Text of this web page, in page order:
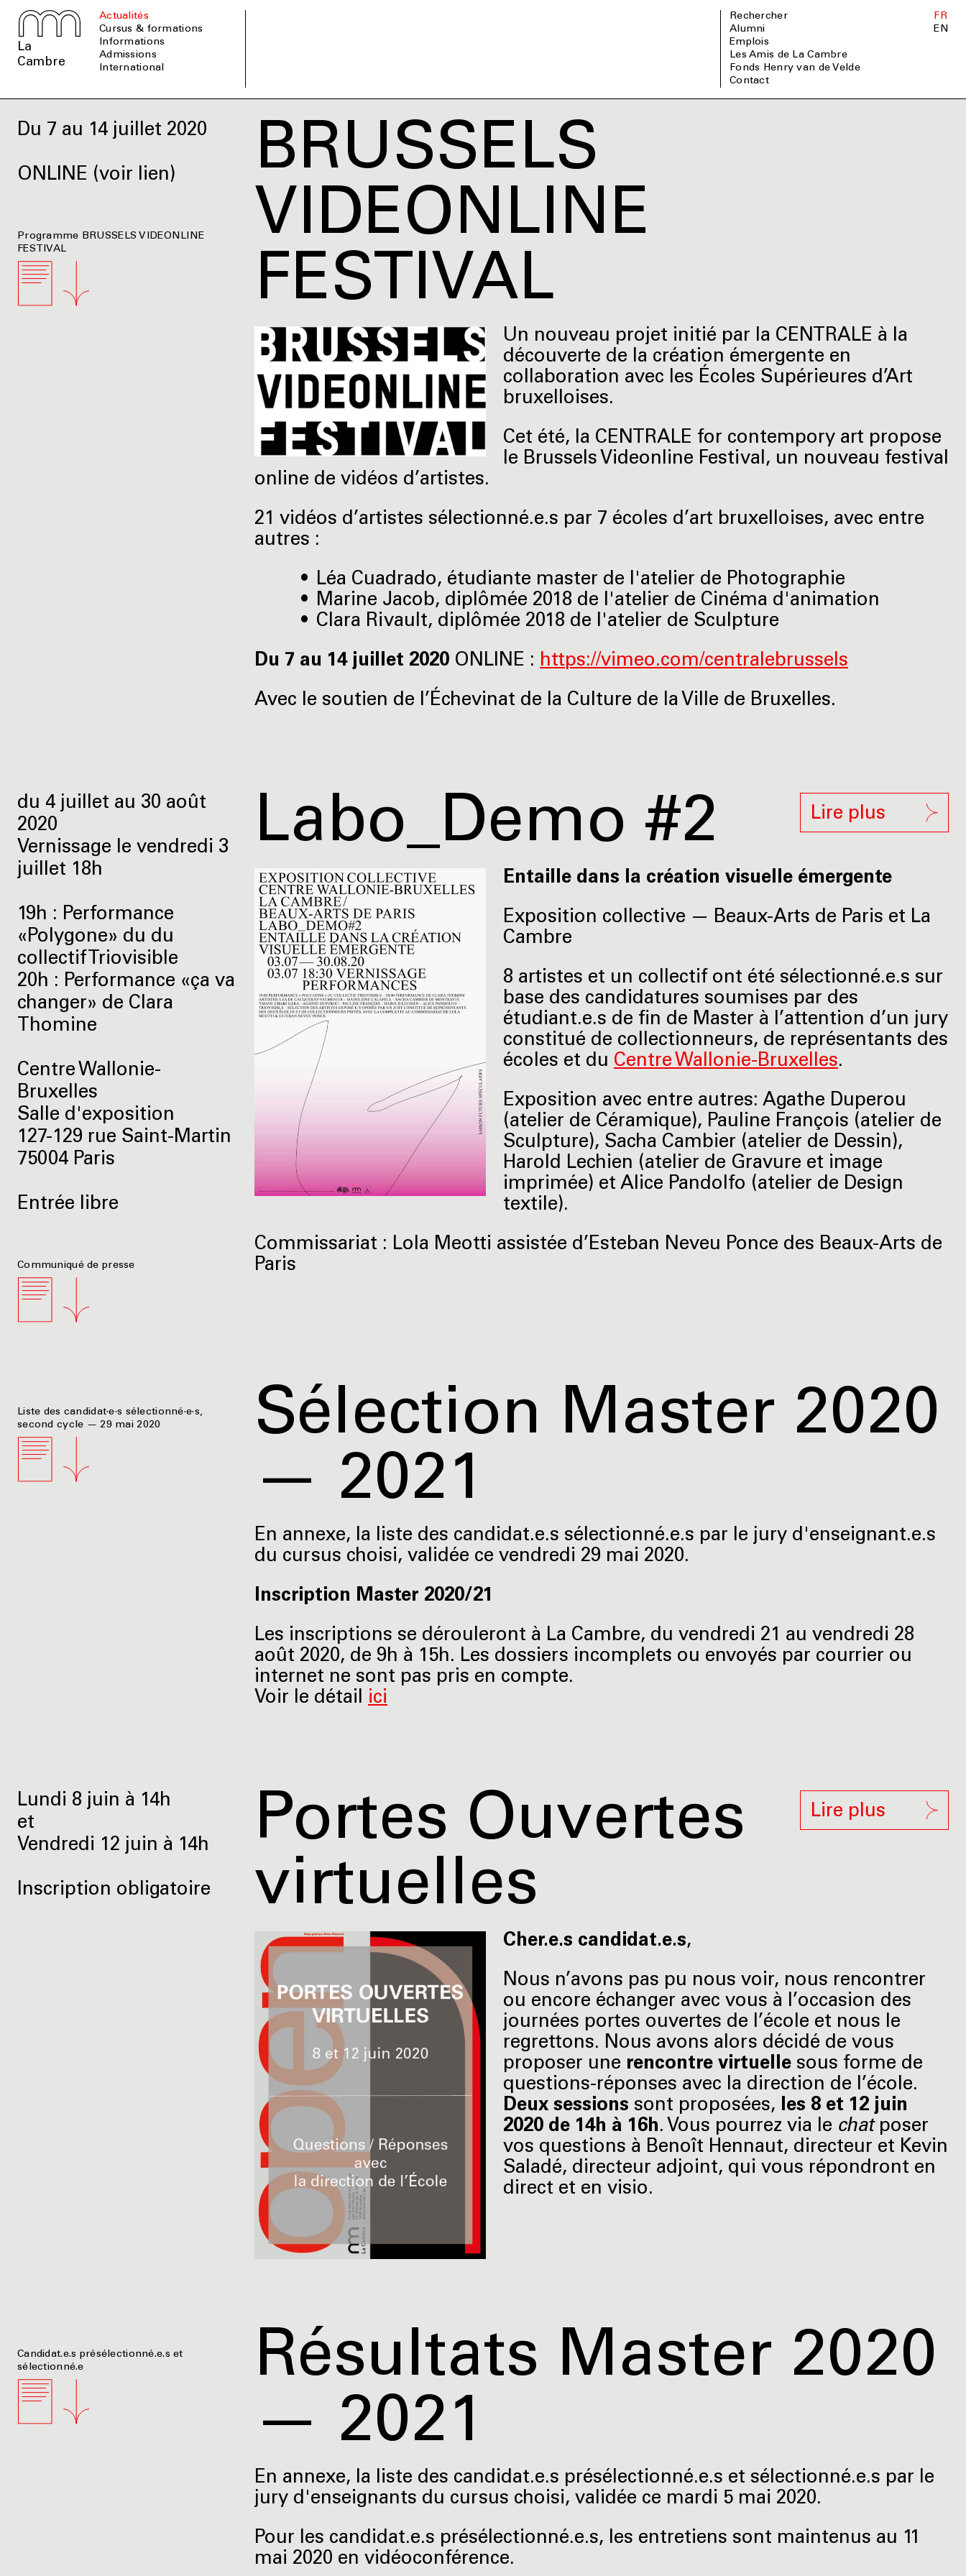
La
Cambre
Actualités
Cursus & formations
informations
admissions
international
Rechercher
Alumni
Emplois
Les Amis de La Cambre
Fonds Henry van de Velde
Contact
FR
EN
Du 7 au 14 juillet 2020
ONLINE (voir lien)
Programme BRUSSELS VIDEONLINE
FESTIVAL
BRUSSELS
VIDEONLINE
FESTIVAL
Un nouveau projet initié par la CENTRALE à la
découverte de la création émergente en
collaboration avec les Écoles Supérieures d’Art
bruxelloises.
Cet été, la CENTRALE for contempory art propose
le Brussels Videonline Festival, un nouveau festival
online de vidéos d’artistes.
21 vidéos d’artistes sélectionné.e.s par 7 écoles d’art bruxelloises, avec entre
autres :
Léa Cuadrado, étudiante master de l'atelier de Photographie
Marine Jacob, diplômée 2018 de l'atelier de Cinéma d'animation
Clara Rivault, diplômée 2018 de l'atelier de Sculpture
Du 7 au 14 juillet 2020 ONLINE : https://vimeo.com/centralebrussels
Avec le soutien de l’Échevinat de la Culture de la Ville de Bruxelles.
du 4 juillet au 30 août
2020
Vernissage le vendredi 3
juillet 18h
19h : Performance
«Polygone» du du
collectif Triovisible
20h : Performance «ça va
changer» de Clara
Thomine
Centre Wallonie-
Bruxelles
Salle d'exposition
127-129 rue Saint-Martin
75004 Paris
Entrée libre
Communiqué de presse
Lire plus
Labo_Demo #2
Entaille dans la création visuelle émergente
Exposition collective — Beaux-Arts de Paris et La
Cambre
8 artistes et un collectif ont été sélectionné.e.s sur
base des candidatures soumises par des
étudiant.e.s de fin de Master à l’attention d’un jury
constitué de collectionneurs, de représentants des
écoles et du Centre Wallonie-Bruxelles.
Exposition avec entre autres: Agathe Duperou
(atelier de Céramique), Pauline François (atelier de
Sculpture), Sacha Cambier (atelier de Dessin),
Harold Lechien (atelier de Gravure et image
imprimée) et Alice Pandolfo (atelier de Design
textile).
Commissariat : Lola Meotti assistée d’Esteban Neveu Ponce des Beaux-Arts de
Paris
Liste des candidat·e·s sélectionné·e·s,
second cycle — 29 mai 2020
Sélection Master 2020
— 2021
En annexe, la liste des candidat.e.s sélectionné.e.s par le jury d'enseignant.e.s
du cursus choisi, validée ce vendredi 29 mai 2020.
Inscription Master 2020/21
Les inscriptions se dérouleront à La Cambre, du vendredi 21 au vendredi 28
août 2020, de 9h à 15h. Les dossiers incomplets ou envoyés par courrier ou
internet ne sont pas pris en compte.
Voir le détail ici
Lundi 8 juin à 14h
et
Vendredi 12 juin à 14h
Inscription obligatoire
Lire plus
Portes Ouvertes
virtuelles
Cher.e.s candidat.e.s,
Nous n’avons pas pu nous voir, nous rencontrer
ou encore échanger avec vous à l’occasion des
journées portes ouvertes de l’école et nous le
regrettons. Nous avons alors décidé de vous
proposer une rencontre virtuellesous forme de
questions-réponses avec la direction de l’école.
Deux sessions sont proposées, les 8 et 12 juin
2020 de 14h à 16h. Vous pourrez via le chatposer
vos questions à Benoît Hennaut, directeur et Kevin
Saladé, directeur adjoint, qui vous répondront en
direct et en visio.
Candidat.e.s présélectionné.e.s et
sélectionné.e
Résultats Master 2020
— 2021
En annexe, la liste des candidat.e.s présélectionné.e.s et sélectionné.e.s par le
jury d'enseignants du cursus choisi, validée ce mardi 5 mai 2020.
Pour les candidat.e.s présélectionné.e.s, les entretiens sont maintenus au 11
mai 2020 en vidéoconférence.